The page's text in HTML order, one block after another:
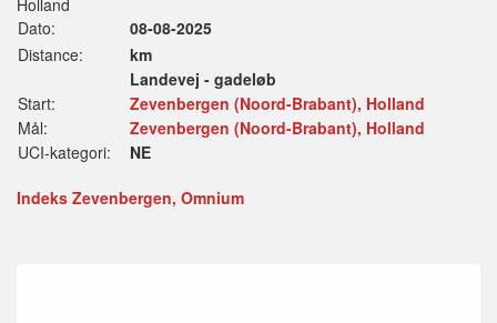
Holland
Dato:
08-08-2025
Distance:
km
Landevej - gadeløb
Start:
Zevenbergen (Noord-Brabant), Holland
Mål:
Zevenbergen (Noord-Brabant), Holland
UCI-kategori:
NE
Indeks Zevenbergen, Omnium